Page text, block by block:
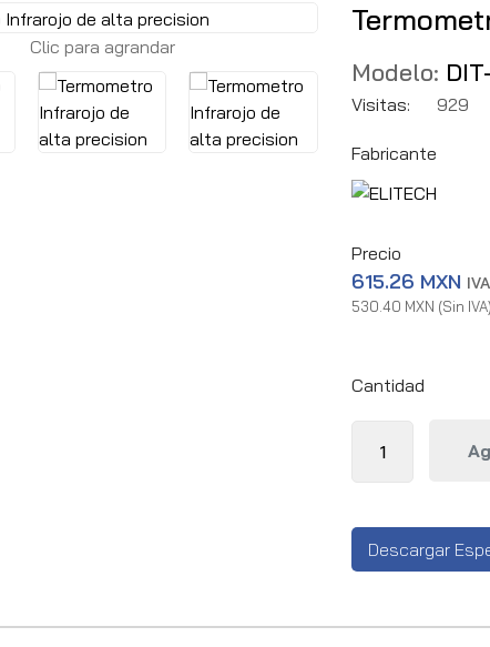
Clic para agrandar
Modelo:
Visitas: 929
Fabricante
Precio
615.26 MXN
530.40 MXN (Sin IVA)
Cantidad
Descargar